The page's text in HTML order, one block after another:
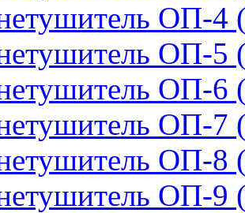
ОП-4
ОП-5
ОП-6
ОП-7
ОП-8
ОП-9